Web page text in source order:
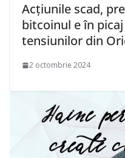
Acțiunile scad,
bitcoinul e în
tensiunilor din
2 octombrie 2024